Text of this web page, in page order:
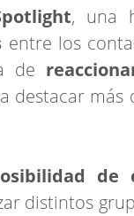
, una
entre los
de
destacar más
de
distintos